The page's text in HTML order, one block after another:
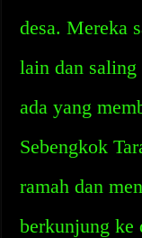
desa. Mereka
lain dan
ada yang
Sebengkok
ramah dan
berkunjung ke